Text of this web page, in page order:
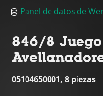
Panel de datos de
846/8
05104650001, 8 piezas